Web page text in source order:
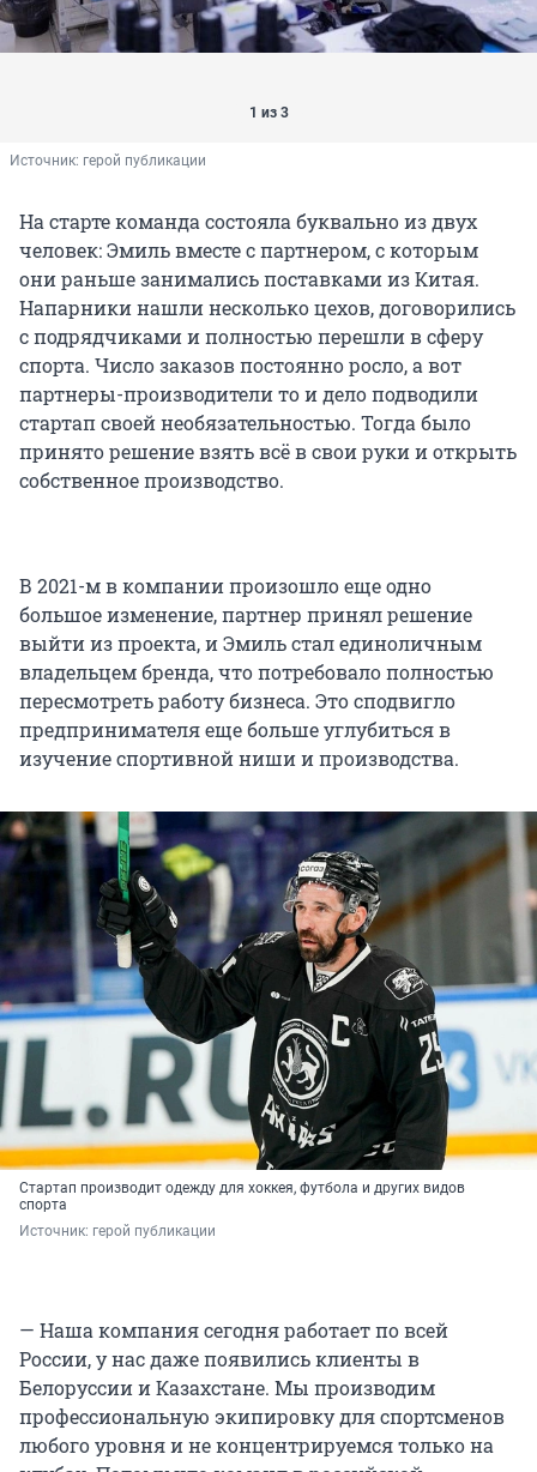
1 из 3
Источник: герой публикации
На старте команда состояла буквально из двух
человек: Эмиль вместе с партнером, с которым
они раньше занимались поставками из Китая.
Напарники нашли несколько цехов, договорились
с подрядчиками и полностью перешли в сферу
спорта. Число заказов постоянно росло, а вот
партнеры-производители то и дело подводили
стартап своей необязательностью. Тогда было
принято решение взять всё в свои руки и открыть
собственное производство.
В 2021-м в компании произошло еще одно
большое изменение, партнер принял решение
выйти из проекта, и Эмиль стал единоличным
владельцем бренда, что потребовало полностью
пересмотреть работу бизнеса. Это сподвигло
предпринимателя еще больше углубиться в
изучение спортивной ниши и производства.
Стартап производит одежду для хоккея, футбола и других видов
спорта
Источник: герой публикации
— Наша компания сегодня работает по всей
России, у нас даже появились клиенты в
Белоруссии и Казахстане. Мы производим
профессиональную экипировку для спортсменов
любого уровня и не концентрируемся только на